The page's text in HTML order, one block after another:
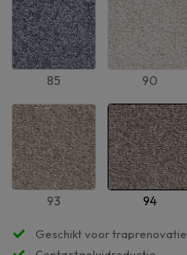
Geschikt voor traprenovatie
85 90
93 94